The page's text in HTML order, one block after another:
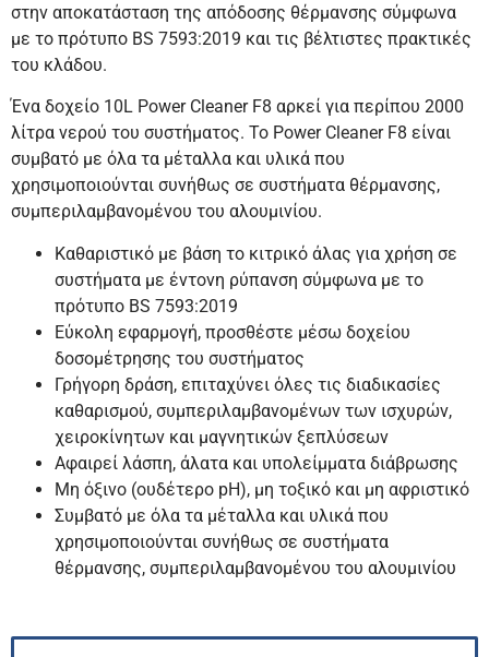
στην αποκατάσταση της απόδοσης θέρμανσης σύμφωνα
με το πρότυπο BS 7593:2019 και τις βέλτιστες πρακτικές
του κλάδου.
Ένα δοχείο 10L Power Cleaner F8 αρκεί για περίπου 2000
λίτρα νερού του συστήματος. Το Power Cleaner F8 είναι
συμβατό με όλα τα μέταλλα και υλικά που
χρησιμοποιούνται συνήθως σε συστήματα θέρμανσης,
συμπεριλαμβανομένου του αλουμινίου.
Καθαριστικό με βάση το κιτρικό άλας για χρήση σε
συστήματα με έντονη ρύπανση σύμφωνα με το
πρότυπο BS 7593:2019
Εύκολη εφαρμογή, προσθέστε μέσω δοχείου
δοσομέτρησης του συστήματος
Γρήγορη δράση, επιταχύνει όλες τις διαδικασίες
καθαρισμού, συμπεριλαμβανομένων των ισχυρών,
χειροκίνητων και μαγνητικών ξεπλύσεων
Αφαιρεί λάσπη, άλατα και υπολείμματα διάβρωσης
Μη όξινο (ουδέτερο pH), μη τοξικό και μη αφριστικό
Συμβατό με όλα τα μέταλλα και υλικά που
χρησιμοποιούνται συνήθως σε συστήματα
θέρμανσης, συμπεριλαμβανομένου του αλουμινίου